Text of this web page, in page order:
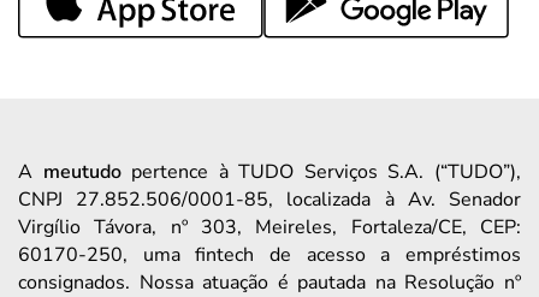
A meutudopertence à TUDO Serviços S.A. (“TUDO”),
CNPJ 27.852.506/0001-85, localizada à Av. Senador
Virgílio Távora, nº 303, Meireles, Fortaleza/CE, CEP:
60170-250, uma fintech de acesso a empréstimos
consignados. Nossa atuação é pautada na Resolução nº